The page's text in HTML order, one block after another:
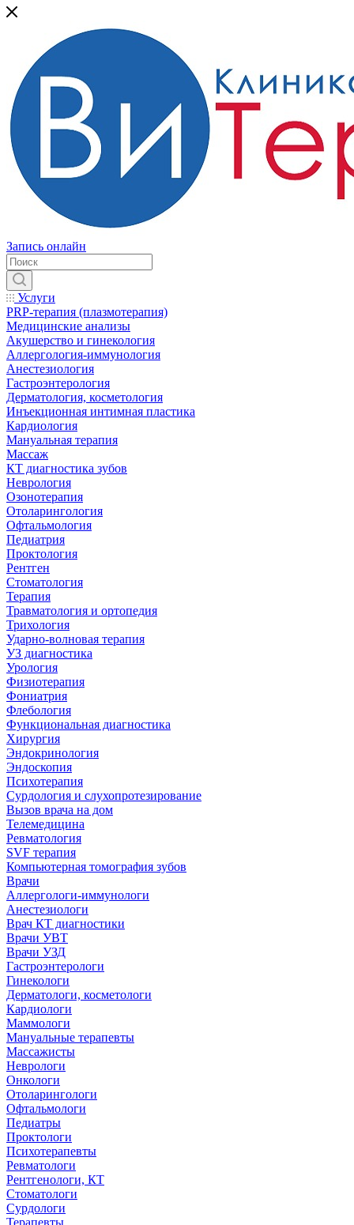
Запись онлайн
Услуги
PRP-терапия (плазмотерапия)
Медицинские анализы
Акушерство и гинекология
Аллергология-иммунология
Анестезиология
Гастроэнтерология
Дерматология, косметология
Инъекционная интимная пластика
Кардиология
Мануальная терапия
Массаж
КТ диагностика зубов
Неврология
Озонотерапия
Отоларингология
Офтальмология
Педиатрия
Проктология
Рентген
Стоматология
Терапия
Травматология и ортопедия
Трихология
Ударно-волновая терапия
УЗ диагностика
Урология
Физиотерапия
Фониатрия
Флебология
Функциональная диагностика
Хирургия
Эндокринология
Эндоскопия
Психотерапия
Сурдология и слухопротезирование
Вызов врача на дом
Телемедицина
Ревматология
SVF терапия
Компьютерная томография зубов
Врачи
Аллергологи-иммунологи
Анестезиологи
Врач КТ диагностики
Врачи УВТ
Врачи УЗД
Гастроэнтерологи
Гинекологи
Дерматологи, косметологи
Кардиологи
Маммологи
Мануальные терапевты
Массажисты
Неврологи
Онкологи
Отоларингологи
Офтальмологи
Педиатры
Проктологи
Психотерапевты
Ревматологи
Рентгенологи, КТ
Стоматологи
Сурдологи
Терапевты